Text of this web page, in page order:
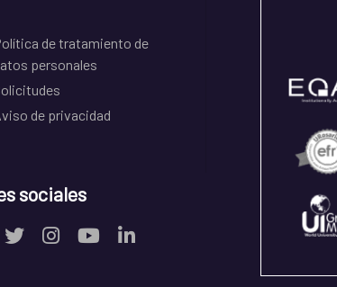
de tratamiento de
personales
de privacidad
sociales